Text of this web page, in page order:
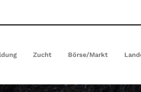
Zucht Börse/Markt